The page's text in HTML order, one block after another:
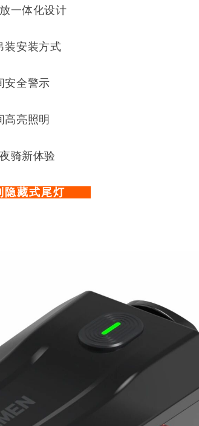
一体化设计
装安装方式
安全警示
高亮照明
骑新体验
隐藏式尾灯